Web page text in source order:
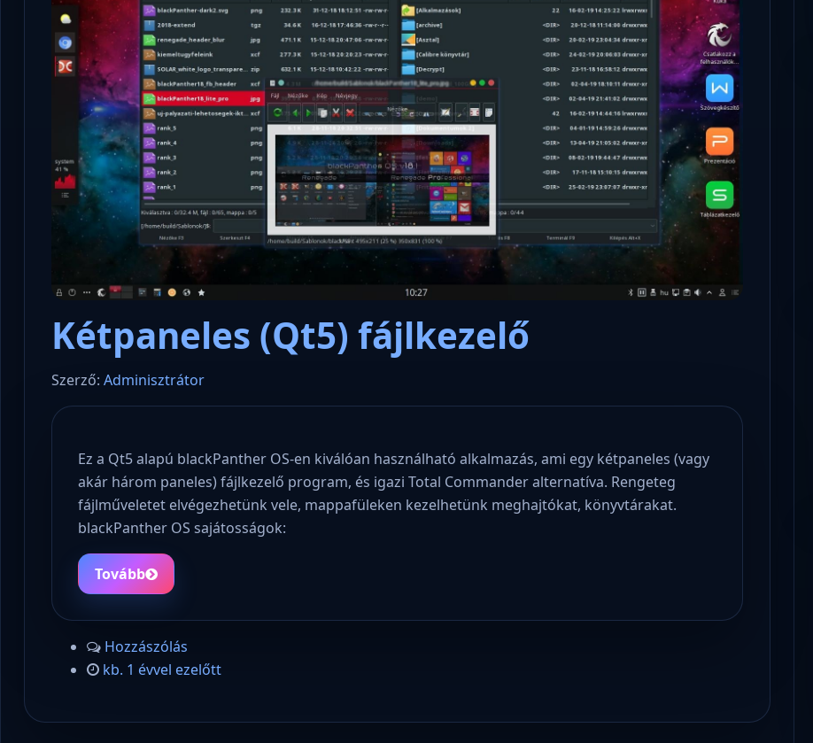
Kétpaneles (Qt5) fájlkezelő
Szerző: Adminisztrátor
Ez a Qt5 alapú blackPanther OS-en kiválóan használható alkalmazás, ami egy kétpaneles (vagy
akár három paneles) fájlkezelő program, és igazi Total Commander alternatíva. Rengeteg
fájlműveletet elvégezhetünk vele, mappafüleken kezelhetünk meghajtókat, könyvtárakat.
blackPanther OS sajátosságok:
Tovább
Hozzászólás
kb. 1 évvel ezelőtt
Microsoft odaadta a kulcsokat a
hatóságoknak, hogy visszafejthessék
az adatokat.